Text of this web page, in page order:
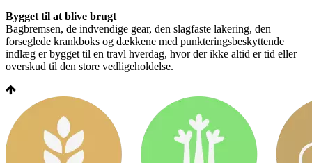
Bygget til at blive brugt
Bagbremsen, de indvendige gear, den slagfaste lakering, den
forseglede krankboks og dækkene med punkteringsbeskyttende
indlæg er bygget til en travl hverdag, hvor der ikke altid er tid eller
overskud til den store vedligeholdelse.